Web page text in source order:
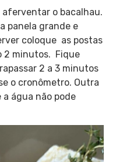
aferventar o bacalhau.
panela grande e
coloque as postas
2 minutos. Fique
2 a 3 minutos
o cronômetro. Outra
água não pode